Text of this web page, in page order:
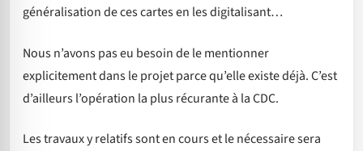
généralisation de ces cartes en les digitalisant…
Nous n’avons pas eu besoin de le mentionner
explicitement dans le projet parce qu’elle existe déjà. C’est
d’ailleurs l’opération la plus récurante à la CDC.
Les travaux y relatifs sont en cours et le nécessaire sera